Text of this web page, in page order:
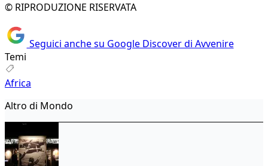
© RIPRODUZIONE RISERVATA
Seguici anche su Google Discover di Avvenire
Temi
Africa
Altro di Mondo